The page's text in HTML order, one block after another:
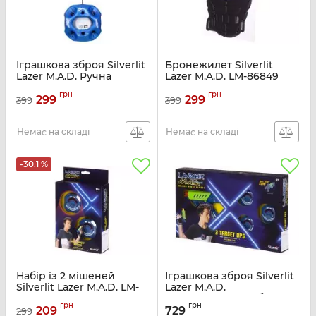
Іграшкова зброя Silverlit
Lazer M.A.D. Ручна
граната G-бластер LM-
86864
Артикул: LM-86864
399 299 грн
Немає на складі
Бронежилет Silverlit
Lazer M.A.D. LM-86849
399 299 грн
Немає на складі
-30.1 %
Набір із 2 мішеней
Silverlit Lazer M.A.D. LM-
Артикул: LM-86851
299 209 грн
Іграшкова зброя Silverlit
Lazer M.A.D.
Тренувальний набір (1
бластер, 3 мішені) LM-
729 грн